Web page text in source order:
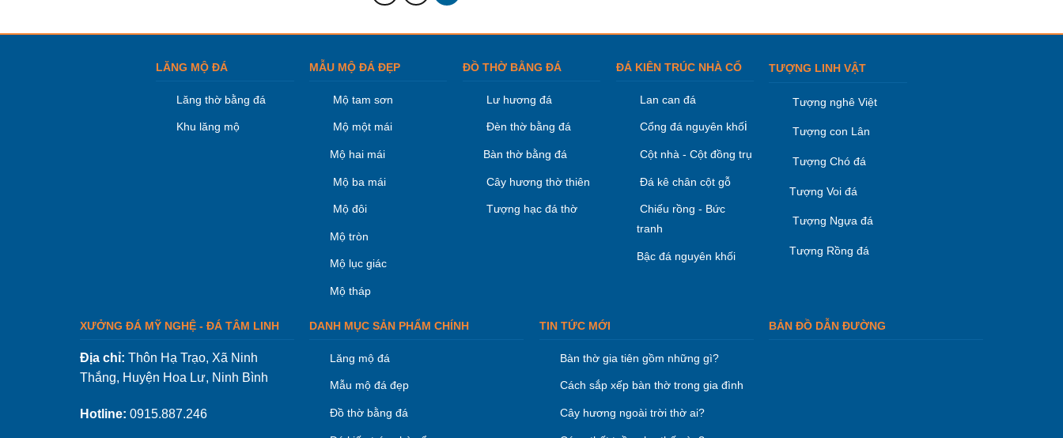
LĂNG MỘ ĐÁ
Lăng thờ bằng đá
Khu lăng mộ
MẪU MỘ ĐÁ ĐẸP
Mộ tam sơn
Mộ một mái
Mộ hai mái
Mộ ba mái
Mộ đôi
Mộ tròn
Mộ lục giác
Mộ tháp
ĐỒ THỜ BẰNG ĐÁ
Lư hương đá
Đèn thờ bằng đá
Bàn thờ bằng đá
Cây hương thờ thiên
Tượng hạc đá thờ
ĐÁ KIÊN TRÚC NHÀ CỔ
Lan can đá
Cổng đá nguyên khối
Cột nhà - Cột đồng trụ
Đá kê chân cột gỗ
Chiếu rồng - Bức
tranh
Bậc đá nguyên khối
TƯỢNG LINH VẬT
Tượng nghê Việt
Tượng con Lân
Tượng Chó đá
Tượng Voi đá
Tượng Ngựa đá
Tượng Rồng đá
XƯỞNG ĐÁ MỸ NGHỆ - ĐÁ TÂM LINH
Địa chỉ: Thôn Hạ Trạo, Xã Ninh
Thắng, Huyện Hoa Lư, Ninh Bình
Hotline: 0915.887.246
DANH MỤC SẢN PHẨM CHÍNH
Lăng mộ đá
Mẫu mộ đá đẹp
Đồ thờ bằng đá
TIN TỨC MỚI
Bàn thờ gia tiên gồm những gì?
Cách sắp xếp bàn thờ trong gia đình
Cây hương ngoài trời thờ ai?
BẢN ĐỒ DẪN ĐƯỜNG